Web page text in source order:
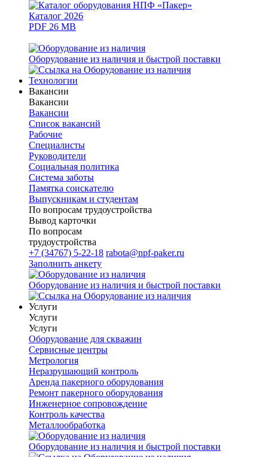
Каталог 2026
PDF 26 MB
Оборудование из наличия и быстрой поставки
Технологии
Вакансии
Вакансии
Вакансии
Список вакансий
Рабочие
Специалисты
Руководители
Cоциальная политика
Система заботы
Памятка соискателю
Выпускникам и студентам
По вопросам трудоустройства
Вывод карточки
По вопросам
трудоустройства
+7 (34767) 5-22-18 rabota@npf-paker.ru
Заполнить анкету
Оборудование из наличия и быстрой поставки
Услуги
Услуги
Услуги
Оборудование для скважин
Сервисные центры
Метрология
Неразрушающий контроль
Аренда пакерного оборудования
Ремонт пакерного оборудования
Инженерное сопровождение
Контроль качества
Металлообработка
Оборудование из наличия и быстрой поставки